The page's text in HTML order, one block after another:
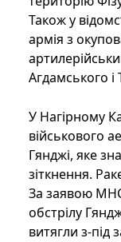
Також у
армія з
Агдамського і
У Нагірному
військового
Гянджі, яке
зіткнення.
За заявою
обстрілу
витягли з-під